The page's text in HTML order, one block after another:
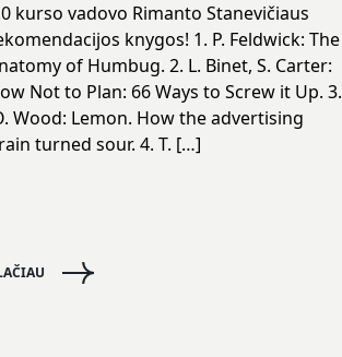
kurso vadovo Rimanto Stanevičiaus
knygos! 1. P. Feldwick: The
of Humbug. 2. L. Binet, S. Carter:
Not to Plan: 66 Ways to Screw it Up. 3.
Wood: Lemon. How the advertising
turned sour. 4. T. […]